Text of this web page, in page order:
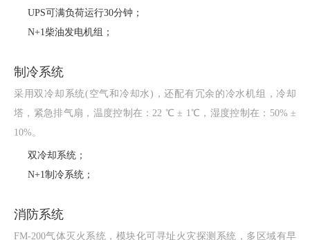
UPS可满负荷运行30分钟；
N+1柴油发电机组；
制冷系统
采用双冷却系统(空气和冷却水)，还配有冗余的冷水机组，冷却
塔，紧急排气扇，温度控制在：22 ℃ ± 1℃，湿度控制在：50% ±
10%。
双冷却系统；
N+1制冷系统；
消防系统
FM-200气体灭火系统，模块化可寻址火灾探测系统，多区域有早